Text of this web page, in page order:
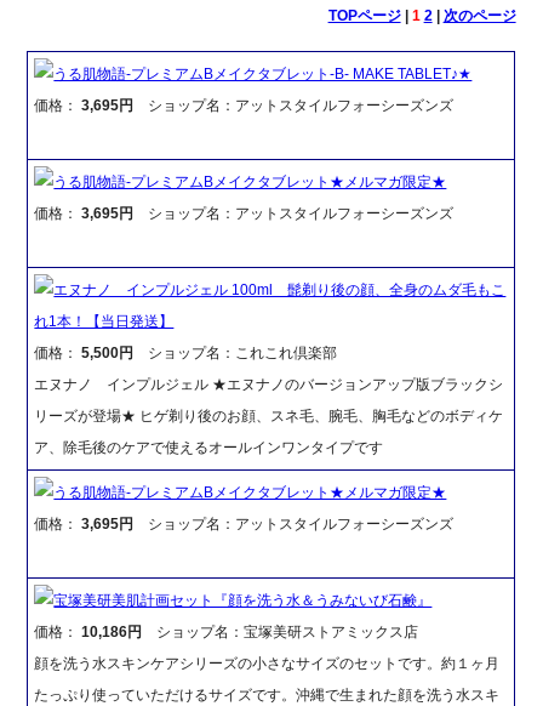
TOPページ| 1 2| 次のページ
うる肌物語-プレミアムBメイクタブレット-B- MAKE TABLET♪★
価格：3,695円 ショップ名：アットスタイルフォーシーズンズ
うる肌物語-プレミアムBメイクタブレット★メルマガ限定★
価格：3,695円 ショップ名：アットスタイルフォーシーズンズ
エヌナノ インプルジェル 100ml 髭剃り後の顔、全身のムダ毛もこ
れ1本！【当日発送】
価格：5,500円
ショップ名：これこれ倶楽部
エヌナノ インプルジェル ★エヌナノのバージョンアップ版ブラックシ
リーズが登場★ ヒゲ剃り後のお顔、スネ毛、腕毛、胸毛などのボディケ
ア、除毛後のケアで使えるオールインワンタイプです
うる肌物語-プレミアムBメイクタブレット★メルマガ限定★
価格：3,695円 ショップ名：アットスタイルフォーシーズンズ
宝塚美研美肌計画セット『顔を洗う水＆うみないび石鹸』
価格：10,186円
ショップ名：宝塚美研ストアミックス店
顔を洗う水スキンケアシリーズの小さなサイズのセットです。約１ヶ月
たっぷり使っていただけるサイズです。沖縄で生まれた顔を洗う水スキ